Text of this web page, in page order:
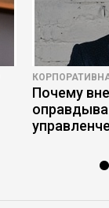
Почему